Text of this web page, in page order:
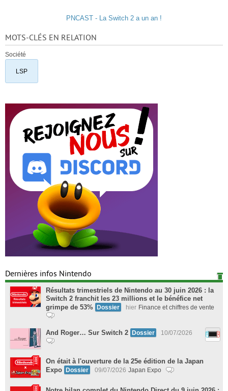
PNCAST - La Switch 2 a un an !
MOTS-CLÉS EN RELATION
Société
LSP
Dernières infos Nintendo
Résultats trimestriels de Nintendo au 30 juin 2026 : la
Switch 2 franchit les 23 millions et le bénéfice net
grimpe de 53% Dossier hier Finance et chiffres de vente
And Roger… Sur Switch 2 Dossier 10/07/2026
On était à l'ouverture de la 25e édition de la Japan
Expo Dossier 09/07/2026 Japan Expo